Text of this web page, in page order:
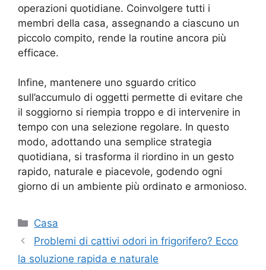
operazioni quotidiane. Coinvolgere tutti i
membri della casa, assegnando a ciascuno un
piccolo compito, rende la routine ancora più
efficace.
Infine, mantenere uno sguardo critico
sull’accumulo di oggetti permette di evitare che
il soggiorno si riempia troppo e di intervenire in
tempo con una selezione regolare. In questo
modo, adottando una semplice strategia
quotidiana, si trasforma il riordino in un gesto
rapido, naturale e piacevole, godendo ogni
giorno di un ambiente più ordinato e armonioso.
Categorie
Casa
Problemi di cattivi odori in frigorifero? Ecco
la soluzione rapida e naturale